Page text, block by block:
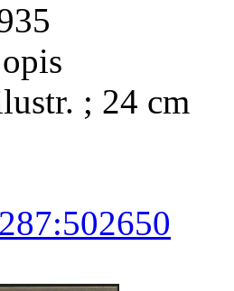
; 24 cm